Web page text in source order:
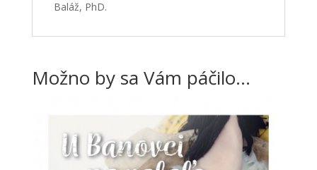
Baláž, PhD.
Možno by sa Vám páčilo…